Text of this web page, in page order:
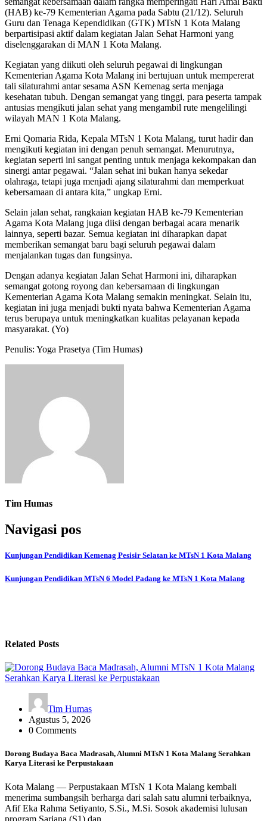
(HAB) ke-79 Kementerian Agama pada Sabtu (21/12). Seluruh
Guru dan Tenaga Kependidikan (GTK) MTsN 1 Kota Malang
berpartisipasi aktif dalam kegiatan Jalan Sehat Harmoni yang
diselenggarakan di MAN 1 Kota Malang.
Kegiatan yang diikuti oleh seluruh pegawai di lingkungan
Kementerian Agama Kota Malang ini bertujuan untuk mempererat
tali silaturahmi antar sesama ASN Kemenag serta menjaga
kesehatan tubuh. Dengan semangat yang tinggi, para peserta tampak
antusias mengikuti jalan sehat yang mengambil rute mengelilingi
wilayah MAN 1 Kota Malang.
Erni Qomaria Rida, Kepala MTsN 1 Kota Malang, turut hadir dan
mengikuti kegiatan ini dengan penuh semangat. Menurutnya,
kegiatan seperti ini sangat penting untuk menjaga kekompakan dan
sinergi antar pegawai. “Jalan sehat ini bukan hanya sekedar
olahraga, tetapi juga menjadi ajang silaturahmi dan memperkuat
kebersamaan di antara kita,” ungkap Erni.
Selain jalan sehat, rangkaian kegiatan HAB ke-79 Kementerian
Agama Kota Malang juga diisi dengan berbagai acara menarik
lainnya, seperti bazar. Semua kegiatan ini diharapkan dapat
memberikan semangat baru bagi seluruh pegawai dalam
menjalankan tugas dan fungsinya.
Dengan adanya kegiatan Jalan Sehat Harmoni ini, diharapkan
semangat gotong royong dan kebersamaan di lingkungan
Kementerian Agama Kota Malang semakin meningkat. Selain itu,
kegiatan ini juga menjadi bukti nyata bahwa Kementerian Agama
terus berupaya untuk meningkatkan kualitas pelayanan kepada
masyarakat. (Yo)
Penulis: Yoga Prasetya (Tim Humas)
Tim Humas
Navigasi pos
Kunjungan Pendidikan Kemenag Pesisir Selatan ke MTsN 1 Kota Malang
Kunjungan Pendidikan MTsN 6 Model Padang ke MTsN 1 Kota Malang
Related Posts
Tim Humas
Agustus 5, 2026
0 Comments
Dorong Budaya Baca Madrasah, Alumni MTsN 1 Kota Malang Serahkan
Karya Literasi ke Perpustakaan
Kota Malang — Perpustakaan MTsN 1 Kota Malang kembali
menerima sumbangsih berharga dari salah satu alumni terbaiknya,
Afif Eka Rahma Setiyanto, S.Si., M.Si. Sosok akademisi lulusan
program Sarjana (S1) dan…